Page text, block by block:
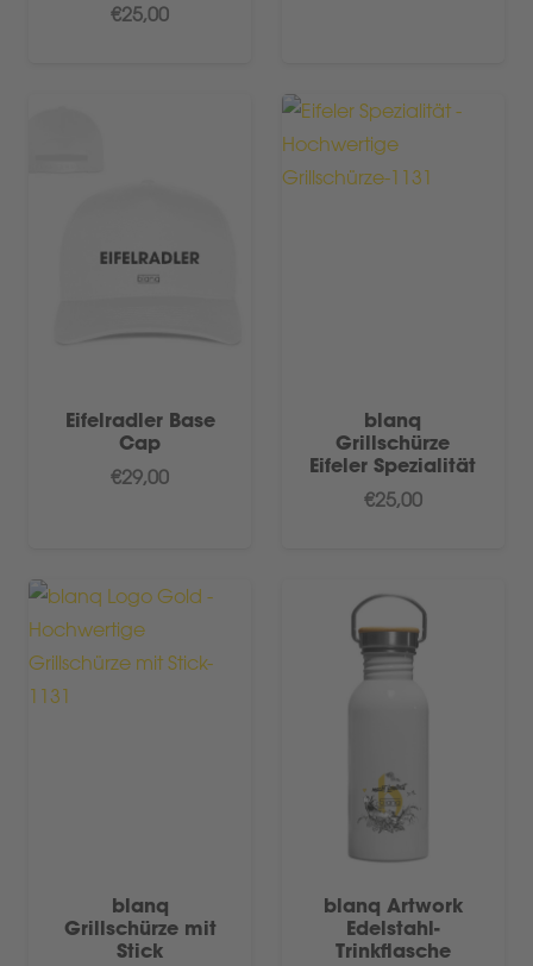
€25,00
Eifelradler Base
Cap
€29,00
blanq
Grillschürze
Eifeler Spezialität
€25,00
blanq
Grillschürze mit
Stick
blanq Artwork
Edelstahl-
Trinkflasche